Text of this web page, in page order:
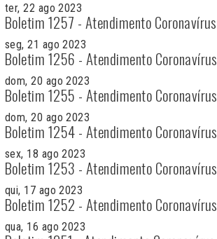
ter, 22 ago 2023
Boletim 1257 - Atendimento Coronavírus
seg, 21 ago 2023
Boletim 1256 - Atendimento Coronavírus
dom, 20 ago 2023
Boletim 1255 - Atendimento Coronavírus
dom, 20 ago 2023
Boletim 1254 - Atendimento Coronavírus
sex, 18 ago 2023
Boletim 1253 - Atendimento Coronavírus
qui, 17 ago 2023
Boletim 1252 - Atendimento Coronavírus
qua, 16 ago 2023